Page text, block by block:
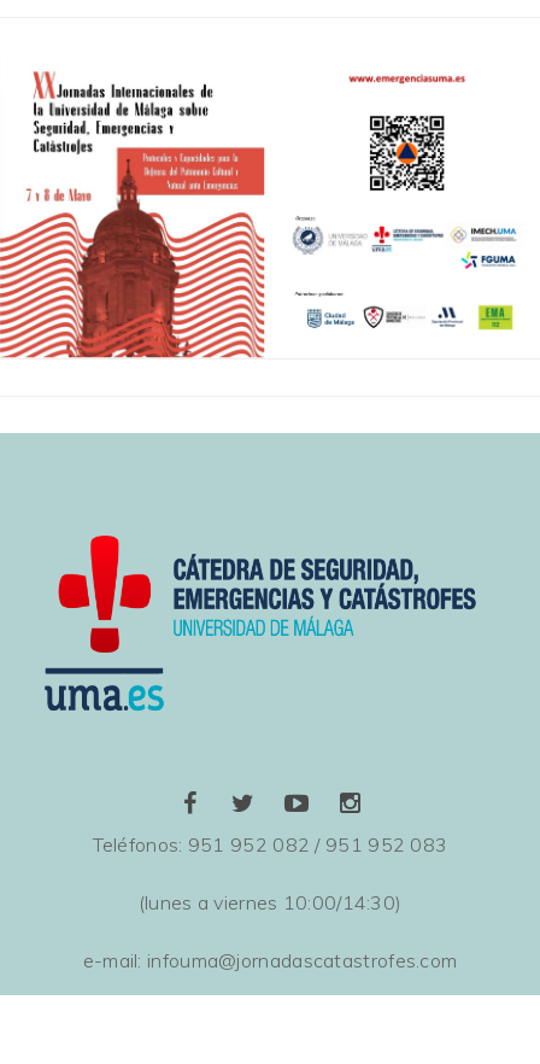
Teléfonos: 951 952 082 / 951 952 083
(lunes a viernes 10:00/14:30)
e-mail: infouma@jornadascatastrofes.com